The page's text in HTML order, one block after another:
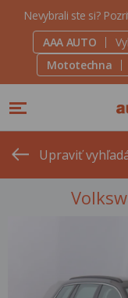
Nevybrali ste si?
AAA AUTO
Mototechna
Upraviť